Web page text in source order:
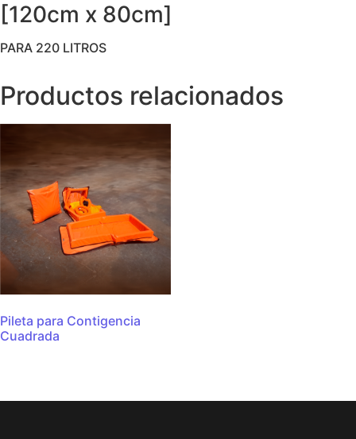
[120cm x 80cm]
PARA 220 LITROS
Productos relacionados
Pileta para Contigencia
Cuadrada